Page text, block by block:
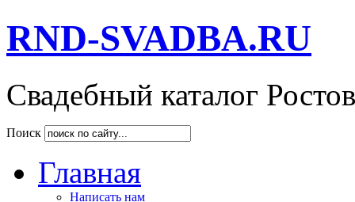
RND-SVADBA.RU
Свадебный каталог
Поиск
Главная
Написать нам